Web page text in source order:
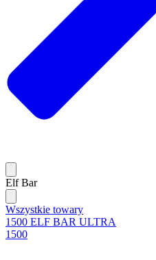
Elf Bar
Wszystkie towary
1500 ELF BAR ULTRA
1500